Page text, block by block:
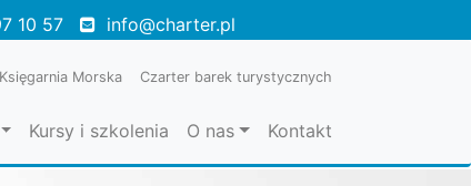
10 57 info@charter.pl
Księgarnia Morska Czarter barek turystycznych
Kursy i szkolenia O nas Kontakt